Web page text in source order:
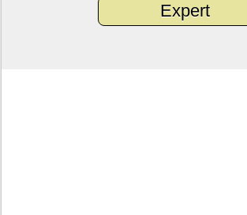
Expert